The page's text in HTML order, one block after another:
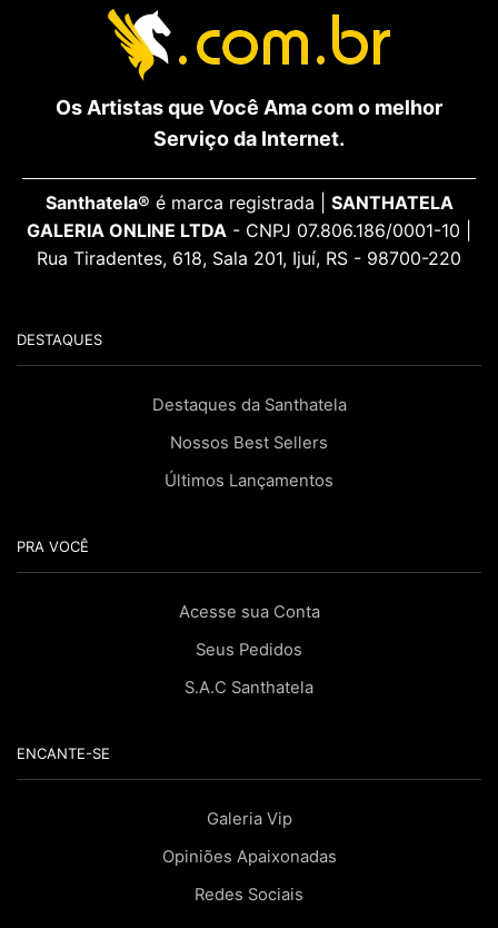
Os Artistas que Você Ama com o melhor
Serviço da Internet.
Santhatela® é marca registrada | SANTHATELA
GALERIA ONLINE LTDA - CNPJ 07.806.186/0001-10 |
Rua Tiradentes, 618, Sala 201, Ijuí, RS - 98700-220
DESTAQUES
Destaques da Santhatela
Nossos Best Sellers
Últimos Lançamentos
PRA VOCÊ
Acesse sua Conta
Seus Pedidos
S.A.C Santhatela
ENCANTE-SE
Galeria Vip
Opiniões Apaixonadas
Redes Sociais